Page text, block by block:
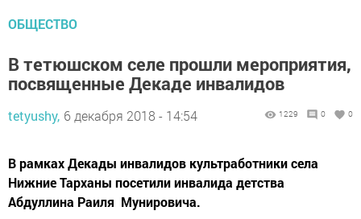
ОБЩЕСТВО
В тетюшском селе прошли мероприятия,
посвященные Декаде инвалидов
tetyushy, 6 декабря 2018 - 14:54 1229 0 0
В рамках Декады инвалидов культработники села
Нижние Тарханы посетили инвалида детства
Абдуллина Раиля Мунировича.